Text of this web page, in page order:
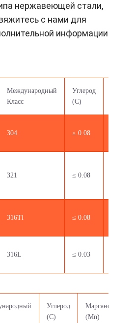
нержавеющей стали,
с нами для
информации
Международный
Класс
Углерод
(C)
304 ≤ 0.08
321 ≤ 0.08
316Ti ≤ 0.08
316L ≤ 0.03
Углерод
(C)
Марганец
(Mn)